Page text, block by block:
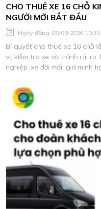
CHO THUÊ XE 16 CHỖ
NGƯỜI MỚI BẮT ĐẦU
Ngày đăng: 05/08/2026 10:33
Bí quyết cho thuê xe 16 chỗ
vị, kiểm tra xe và tránh rủi ro.
nghiệp, xe đời mới, giá minh